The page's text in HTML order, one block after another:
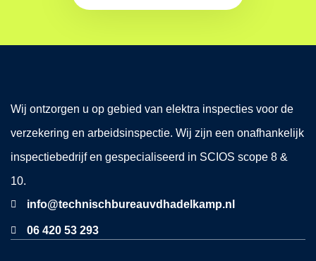
Wij ontzorgen u op gebied van elektra inspecties voor de
verzekering en arbeidsinspectie. Wij zijn een onafhankelijk
inspectiebedrijf en gespecialiseerd in SCIOS scope 8 &
10.
info@technischbureauvdhadelkamp.nl
06 420 53 293